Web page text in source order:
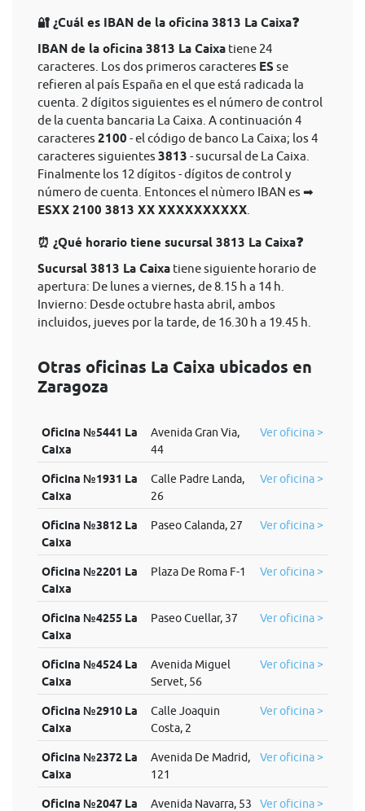
🔐 ¿Cuál es IBAN de la oficina 3813 La Caixa❓
IBAN de la oficina 3813 La Caixa tiene 24
caracteres. Los dos primeros caracteres ES se
refieren al país España en el que está radicada la
cuenta. 2 dígitos siguientes es el número de control
de la cuenta bancaria La Caixa. A continuación 4
caracteres 2100 - el código de banco La Caixa; los 4
caracteres siguientes 3813 - sucursal de La Caixa.
Finalmente los 12 dígitos - dígitos de control y
número de cuenta. Entonces el nùmero IBAN es ➡
ESXX 2100 3813 XX XXXXXXXXXX
⏰ ¿Qué horario tiene sucursal 3813 La Caixa❓
Sucursal 3813 La Caixa tiene siguiente horario de
apertura: De lunes a viernes, de 8.15 h a 14 h.
Invierno: Desde octubre hasta abril, ambos
incluidos, jueves por la tarde, de 16.30 h a 19.45 h.
Otras oficinas La Caixa ubicados en
Zaragoza
Oficina №5441 La
Caixa
Avenida Gran Via,
44
Ver oficina >
Oficina №1931 La
Caixa
Calle Padre Landa,
26
Ver oficina >
Oficina №3812 La
Caixa
Paseo Calanda, 27 Ver oficina >
Oficina №2201 La
Caixa
Plaza De Roma F-1 Ver oficina >
Oficina №4255 La
Caixa
Paseo Cuellar, 37 Ver oficina >
Oficina №4524 La
Caixa
Avenida Miguel
Servet, 56
Ver oficina >
Oficina №2910 La
Caixa
Calle Joaquin
Costa, 2
Ver oficina >
Oficina №2372 La
Caixa
Avenida De Madrid,
121
Ver oficina >
Oficina №2047 La
Avenida Navarra, 53 Ver oficina >